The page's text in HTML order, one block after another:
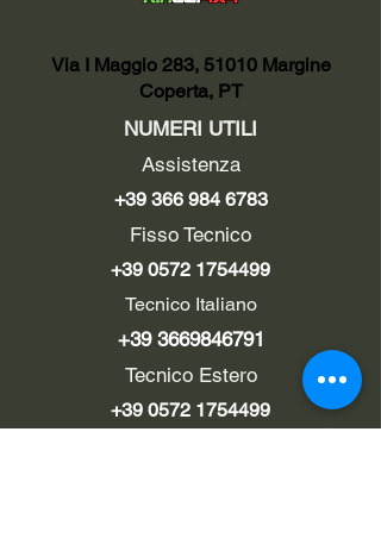
Via I Maggio 283, 51010 Margine
Coperta, PT
NUMERI UTILI
Assistenza
+39 366 984 6783
Fisso Tecnico
+39 0572 1754499
Tecnico Italiano
+39 3669846791
Tecnico Estero
+39 0572 1754499